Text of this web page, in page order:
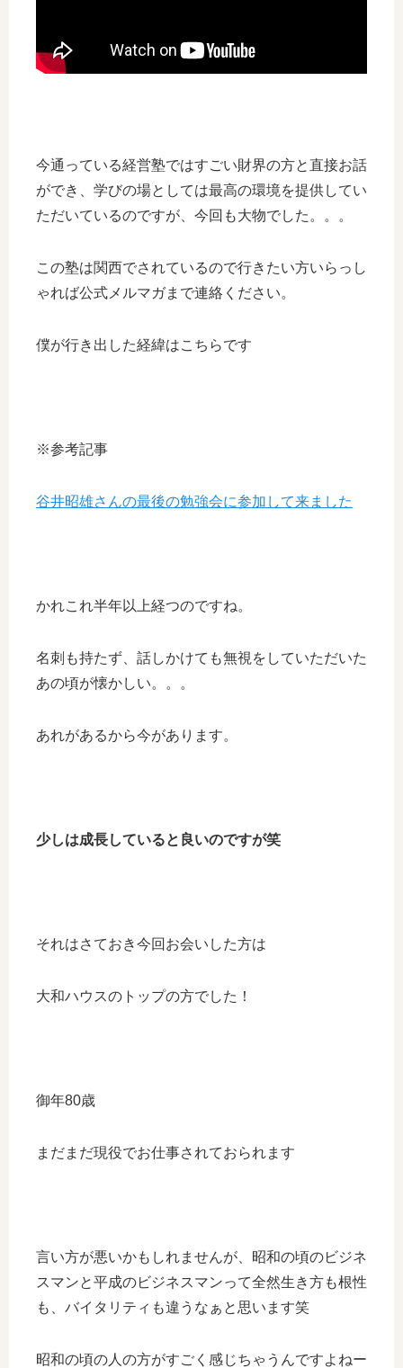
今通っている経営塾ではすごい財界の方と直接お話
ができ、学びの場としては最高の環境を提供してい
ただいているのですが、今回も大物でした。。。
この塾は関西でされているので行きたい方いらっし
ゃれば公式メルマガまで連絡ください。
僕が行き出した経緯はこちらです
※参考記事
谷井昭雄さんの最後の勉強会に参加して来ました
かれこれ半年以上経つのですね。
名刺も持たず、話しかけても無視をしていただいた
あの頃が懐かしい。。。
あれがあるから今があります。
少しは成長していると良いのですが笑
それはさておき今回お会いした方は
大和ハウスのトップの方でした！
御年80歳
まだまだ現役でお仕事されておられます
言い方が悪いかもしれませんが、昭和の頃のビジネ
スマンと平成のビジネスマンって全然生き方も根性
も、バイタリティも違うなぁと思います笑
昭和の頃の人の方がすごく感じちゃうんですよねー